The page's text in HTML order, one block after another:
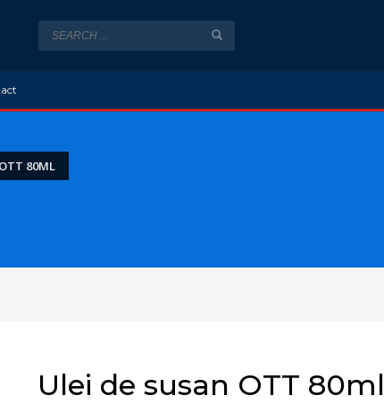
80ML
Ulei de susan OTT 80ml